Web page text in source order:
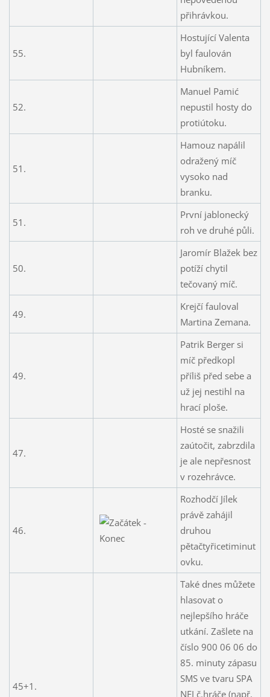
přihrávkou.
55.
Hostující Valenta
byl faulován
Hubníkem.
52.
Manuel Pamić
nepustil hosty do
protiútoku.
51.
Hamouz napálil
odražený míč
vysoko nad
branku.
51.
První jablonecký
roh ve druhé půli.
50.
Jaromír Blažek bez
potíží chytil
tečovaný míč.
49.
Krejčí fauloval
Martina Zemana.
49.
Patrik Berger si
míč předkopl
příliš před sebe a
už jej nestihl na
hrací ploše.
47.
Hosté se snažili
zaútočit, zabrzdila
je ale nepřesnost
v rozehrávce.
46.
Rozhodčí Jílek
právě zahájil
druhou
pětačtyřicetiminut
ovku.
45+1.
Také dnes můžete
hlasovat o
nejlepšího hráče
utkání. Zašlete na
číslo 900 06 06 do
85. minuty zápasu
SMS ve tvaru SPA
NEJ č.hráče (např.